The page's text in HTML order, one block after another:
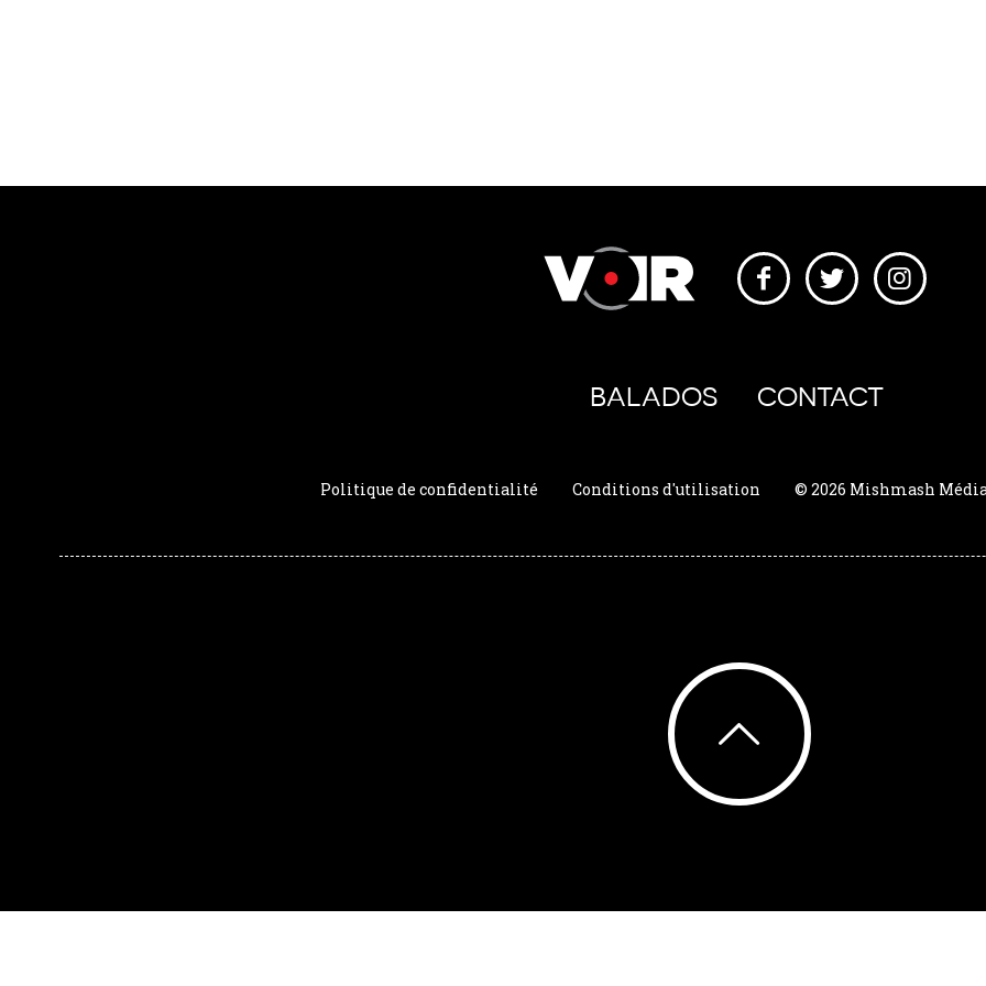
BALADOS CONTACT
Politique de confidentialité Conditions d'utilisation © 2026 Mishmash